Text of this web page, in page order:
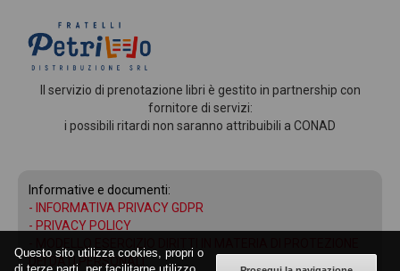
Il servizio di prenotazione libri è gestito in partnership con
fornitore di servizi:
i possibili ritardi non saranno attribuibili a CONAD
Informative e documenti:
- INFORMATIVA PRIVACY GDPR
- PRIVACY POLICY
DEI DATI PERSONALI
Questo sito utilizza cookies, propri o